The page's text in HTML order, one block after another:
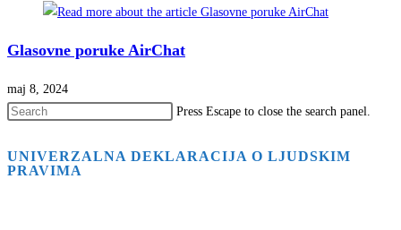
Glasovne poruke AirChat
maj 8, 2024
Press Escape to close the search panel.
UNIVERZALNA DEKLARACIJA O LJUDSKIM
PRAVIMA